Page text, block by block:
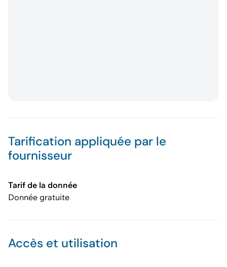
Tarification appliquée par le
fournisseur
Tarif de la donnée
Donnée gratuite
Accès et utilisation